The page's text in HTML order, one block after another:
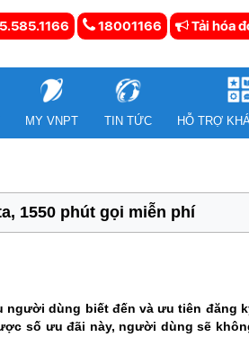
18001166 Tải hóa
MY VNPT TIN TỨC HỖ TRỢ
1550 phút gọi miễn phí
người dùng biết đến và ưu tiên
số ưu đãi này, người dùng sẽ